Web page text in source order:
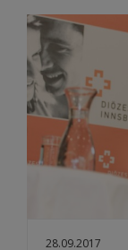
28.09.2017